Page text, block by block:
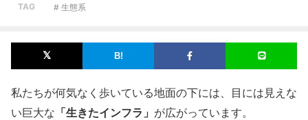
TAG # 生態系
私たちが何気なく歩いている地面の下には、目には見えな
い巨大な 「生きたインフラ」 が広がっています。